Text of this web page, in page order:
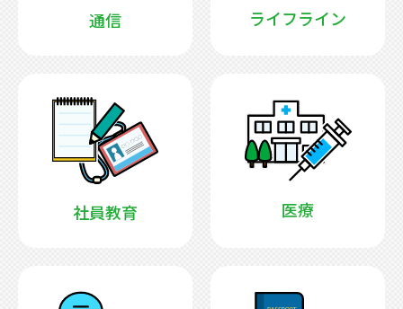
通信 ライフライン
社員教育 医療